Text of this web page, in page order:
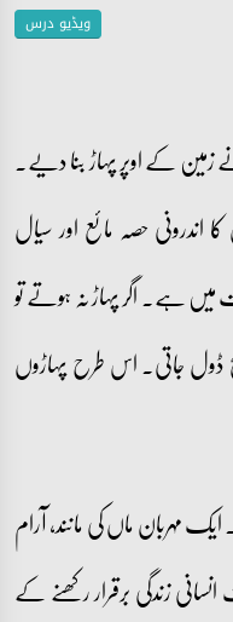
ویڈیو درس
زمین کے اوپر پہاڑ بنا دیے۔
حصہ مائع اور سیال
ہے۔ اگر پہاڑ نہ ہوتے تو
ڈول جاتی۔ اس طرح پہاڑوں
مہربان ماں کی مانند، آرام
زندگی برقرار رکھنے کے